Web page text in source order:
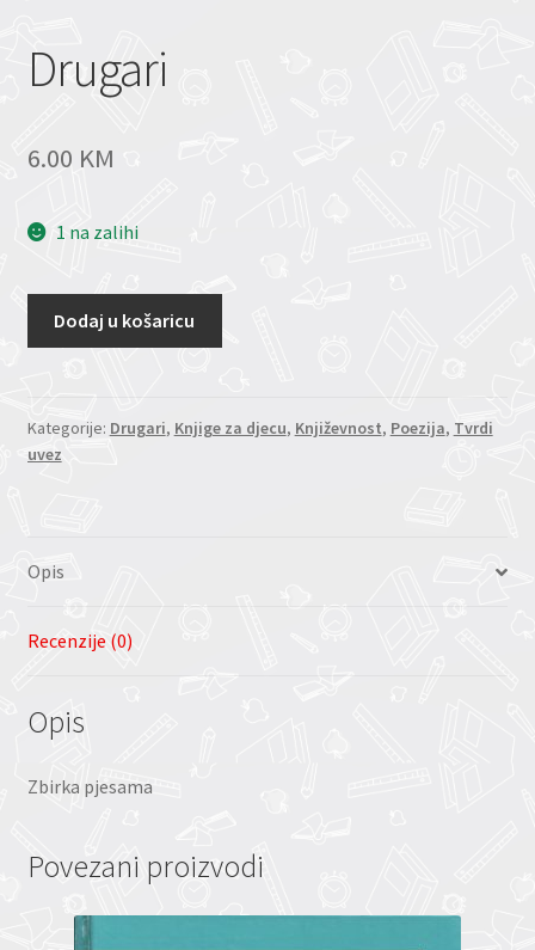
Drugari
6.00 KM
1 na zalihi
Dodaj u košaricu
Kategorije: Drugari, Knjige za djecu, Književnost, Poezija, Tvrdi
uvez
Opis
Recenzije (0)
Opis
Zbirka pjesama
Povezani proizvodi